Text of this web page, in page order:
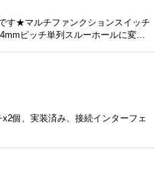
す★マルチファンクションスイッチ
ピッチ単列スルーホールに変…
個、実装済み、接続インターフェ